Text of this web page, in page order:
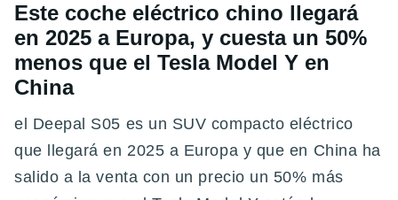
Este coche eléctrico chino llegará
en 2025 a Europa, y cuesta un 50%
menos que el Tesla Model Y en
China
el Deepal S05 es un SUV compacto eléctrico
que llegará en 2025 a Europa y que en China ha
salido a la venta con un precio un 50% más